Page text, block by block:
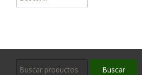
Buscar
Buscar